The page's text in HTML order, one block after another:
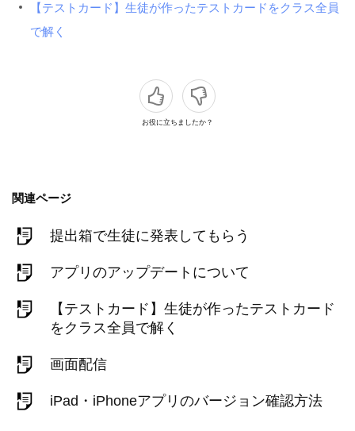
【テストカード】生徒が作ったテストカードをクラス全員
で解く
お役に立ちましたか？
関連ページ
提出箱で生徒に発表してもらう
アプリのアップデートについて
【テストカード】生徒が作ったテストカード
をクラス全員で解く
画面配信
iPad・iPhoneアプリのバージョン確認方法